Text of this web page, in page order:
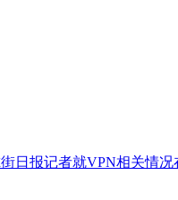
日报记者就VPN相关情